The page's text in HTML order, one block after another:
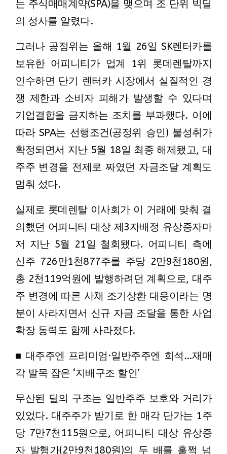
는 주식매매계약(SPA)을 맺으며 조 단위 빅딜
의 성사를 알렸다.
그러나 공정위는 올해 1월 26일 SK렌터카를
보유한 어피니티가 업계 1위 롯데렌탈까지
인수하면 단기 렌터카 시장에서 실질적인 경
쟁 제한과 소비자 피해가 발생할 수 있다며
기업결합을 금지하는 조치를 부과했다. 이에
따라 SPA는 선행조건(공정위 승인) 불성취가
확정되면서 지난 5월 18일 최종 해제됐고, 대
주주 변경을 전제로 짜였던 자금조달 계획도
멈춰 섰다.
실제로 롯데렌탈 이사회가 이 거래에 맞춰 결
의했던 어피니티 대상 제3자배정 유상증자마
저 지난 5월 21일 철회됐다. 어피니티 측에
신주 726만1천877주를 주당 2만9천180원,
총 2천119억원에 발행하려던 계획으로, 대주
주 변경에 따른 사채 조기상환 대응이라는 명
분이 사라지면서 신규 자금 조달을 통한 사업
확장 동력도 함께 사라졌다.
■ 대주주엔 프리미엄·일반주주엔 희석…재매
각 발목 잡은 ‘지배구조 할인’
무산된 딜의 구조는 일반주주 보호와 거리가
있었다. 대주주가 받기로 한 매각 단가는 1주
당 7만7천115원으로, 어피니티 대상 유상증
자 발행가(2만9천180원)의 두 배를 훌쩍 넘